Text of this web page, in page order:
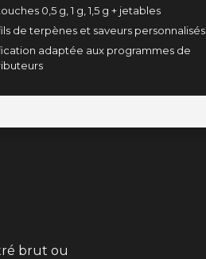
0,5 g, 1 g, 1,5 g + jetables
de terpènes et saveurs personnalisés
adaptée aux programmes de
brut ou